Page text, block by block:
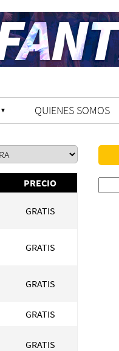
QUIENES SOMOS
PRECIO
GRATIS
GRATIS
GRATIS
GRATIS
GRATIS